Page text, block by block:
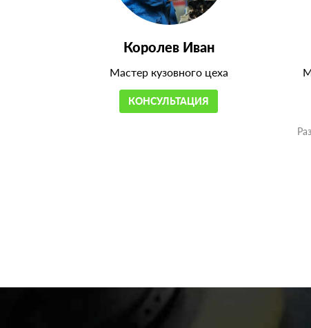
Королев Иван
Мастер кузовного цеха
КОНСУЛЬТАЦИЯ